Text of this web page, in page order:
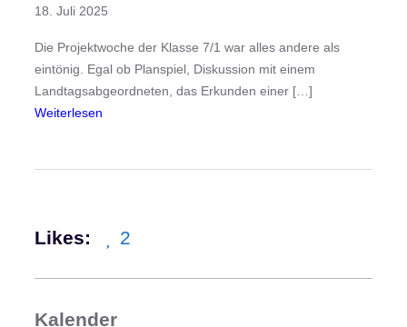
18. Juli 2025
Die Projektwoche der Klasse 7/1 war alles andere als
eintönig. Egal ob Planspiel, Diskussion mit einem
Landtagsabgeordneten, das Erkunden einer […]
Weiterlesen
e
Likes: 2
Kalender